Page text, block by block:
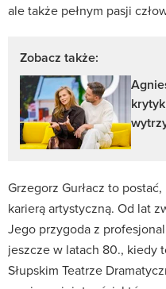
ale także pełnym pasji
Zobacz także:
Grzegorz Gurłacz to
karierą artystyczną. Od lat
Jego przygoda z
jeszcze w latach 80., kiedy
Słupskim Teatrze